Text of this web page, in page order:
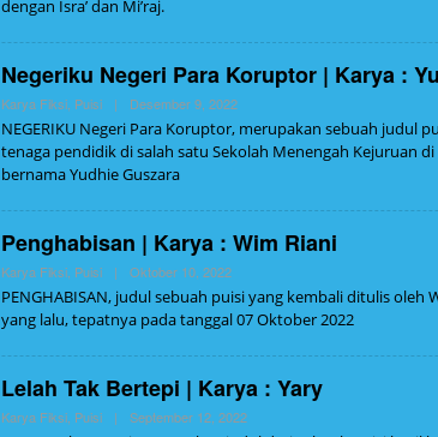
dengan Isra’ dan Mi’raj.
Negeriku Negeri Para Koruptor | Karya :
Karya Fiksi Puisi | Desember 9, 2022Oleh
NEGERIKU Negeri Para Koruptor, merupakan sebuah judul
tenaga pendidik di salah satu Sekolah Menengah Kejuruan
bernama Yudhie Guszara
Penghabisan | Karya : Wim Riani
Karya Fiksi Puisi | Oktober 10, 2022Oleh
PENGHABISAN, judul sebuah puisi yang kembali ditulis oleh
yang lalu, tepatnya pada tanggal 07 Oktober 2022
Lelah Tak Bertepi | Karya : Yary
Karya Fiksi Puisi | September 12, 2022Oleh